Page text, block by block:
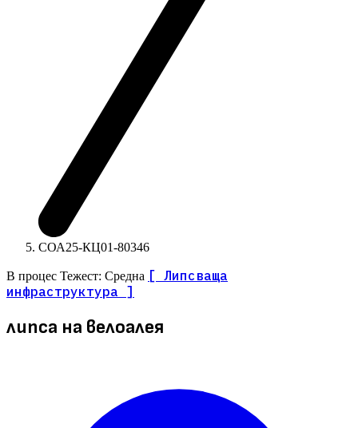
СОА25-КЦ01-80346
В процес Тежест: Средна [ Липсваща
инфраструктура ]
липса на велоалея